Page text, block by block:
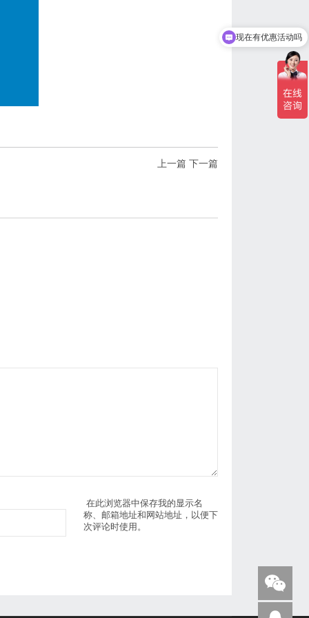
上一篇 下一篇
在此浏览器中保存我的显示名
称、邮箱地址和网站地址，以便下
次评论时使用。
现在有优惠活动吗